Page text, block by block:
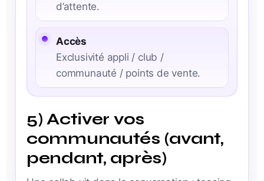
d’attente.
Accès
Exclusivité appli / club /
communauté / points de vente.
5) Activer vos
communautés (avant,
pendant, après)